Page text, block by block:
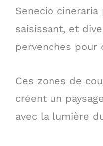
Senecio
saisissant, et
pervenches pour
Ces zones de
créent un
avec la lumière